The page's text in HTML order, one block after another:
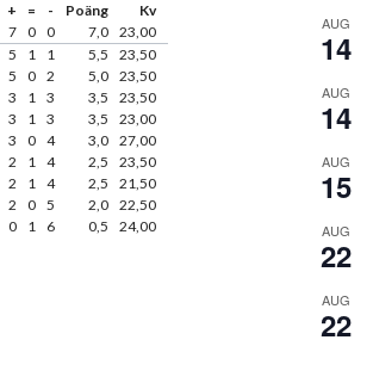
+ = - Poäng
Kv
7 0 0 7,0 23,00
5 1 1 5,5
23,50
5 0 2 5,0 23,50
3 1 3 3,5
23,50
3 1 3 3,5
23,00
3 0 4 3,0 27,00
2 1 4 2,5
23,50
2 1 4 2,5
21,50
2 0 5 2,0 22,50
0 1 6 0,5 24,00
AUG
14
AUG
14
AUG
15
AUG
22
AUG
22